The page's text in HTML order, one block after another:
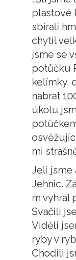
plastové
sbírali
chytil
jsme se
potůčku
kelímky,
nabrat
úkolu
mi
Jeli jsme
Jehnic.
m vyhrál
Svačili
Viděli
ryby v
Chodili